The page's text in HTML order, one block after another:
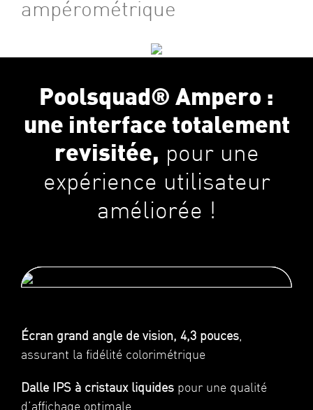
ampérométrique
Poolsquad® Ampero :
une interface totalement
revisitée, pour une
expérience utilisateur
améliorée !
Écran grand angle de vision, 4,3 pouces,
assurant la fidélité colorimétrique
Dalle IPS à cristaux liquides pour une qualité
d’affichage optimale